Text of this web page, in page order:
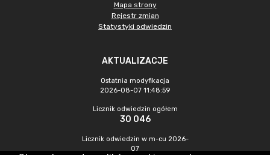
Mapa strony
Rejestr zmian
Statystyki odwiedzin
AKTUALIZACJE
Ostatnia modyfikacja
2026-08-07 11:48:59
Licznik odwiedzin ogółem
30 046
Licznik odwiedzin w m-cu 2026-
07